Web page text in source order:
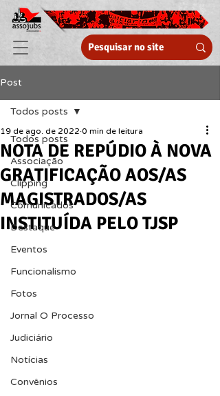
Post
Todos posts
Associação
Clipping
Comunicados
Destaque
Eventos
Funcionalismo
Fotos
Jornal O Processo
Judiciário
Notícias
Convênios
Todos posts
NOTA DE REPÚDIO À NOVA
GRATIFICAÇÃO AOS/AS
MAGISTRADOS/AS
INSTITUÍDA PELO TJSP
19 de ago. de 2022 0 min de leitura